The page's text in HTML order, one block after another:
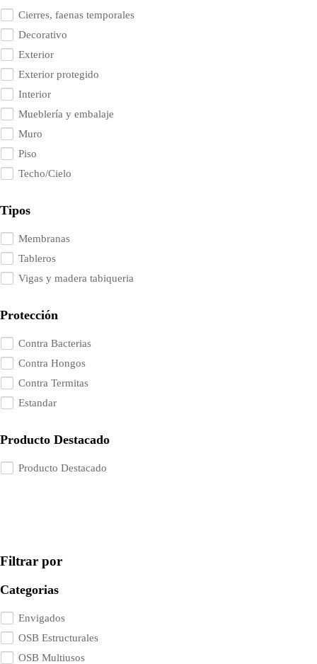
Cierres, faenas temporales
Decorativo
Exterior
Exterior protegido
Interior
Mueblería y embalaje
Muro
Piso
Techo/Cielo
Tipos
Membranas
Tableros
Vigas y madera tabiqueria
Protección
Contra Bacterias
Contra Hongos
Contra Termitas
Estandar
Producto Destacado
Producto Destacado
Filtrar por
Categorias
Envigados
OSB Estructurales
OSB Multiusos